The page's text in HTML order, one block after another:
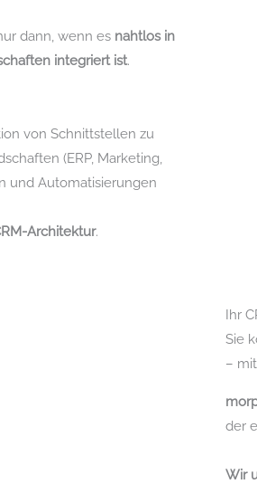
dann, wenn es nahtlos in
integriert ist.
von Schnittstellen zu
(ERP, Marketing,
und Automatisierungen
Architektur.
Ihr
Sie
–
der
Wir